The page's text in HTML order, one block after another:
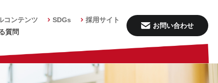
質問
コンテンツ SDGs 採用サイト
お問い合わせ